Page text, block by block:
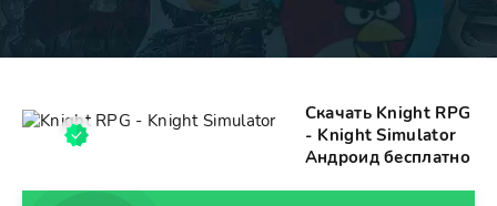
Скачать Knight RPG
- Knight Simulator
Андроид бесплатно